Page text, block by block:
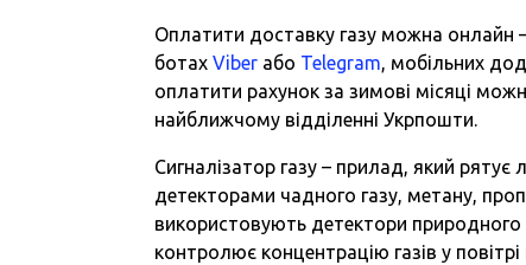
Оплатити доставку газу можна онлайн –
ботах Viber або Telegram, мобільних
оплатити рахунок за зимові місяці
найближчому відділенні Укрпошти.
Сигналізатор газу – прилад, який рятує
детекторами чадного газу, метану,
використовують детектори природного
контролює концентрацію газів у